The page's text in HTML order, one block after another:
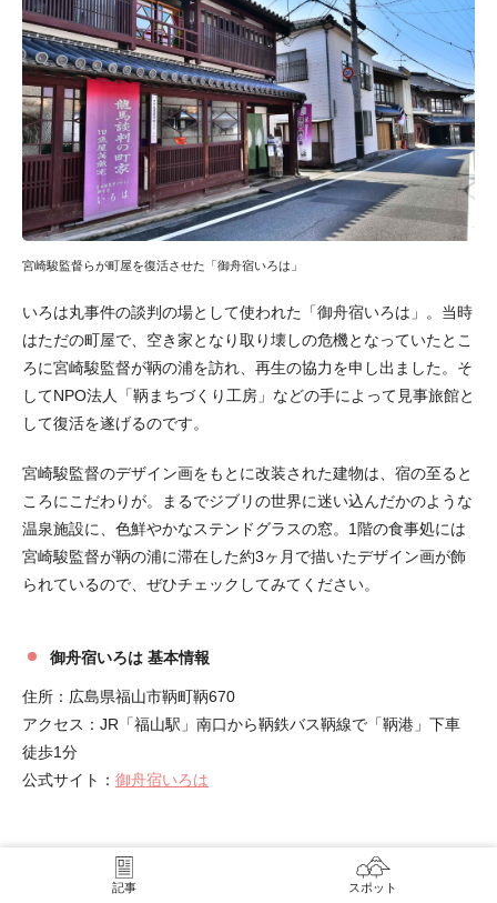
宮崎駿監督らが町屋を復活させた「御舟宿いろは」
いろは丸事件の談判の場として使われた「御舟宿いろは」。当時
はただの町屋で、空き家となり取り壊しの危機となっていたとこ
ろに宮崎駿監督が鞆の浦を訪れ、再生の協力を申し出ました。そ
してNPO法人「鞆まちづくり工房」などの手によって見事旅館と
して復活を遂げるのです。
宮崎駿監督のデザイン画をもとに改装された建物は、宿の至ると
ころにこだわりが。まるでジブリの世界に迷い込んだかのような
温泉施設に、色鮮やかなステンドグラスの窓。1階の食事処には
宮崎駿監督が鞆の浦に滞在した約3ヶ月で描いたデザイン画が飾
られているので、ぜひチェックしてみてください。
御舟宿いろは 基本情報
住所：広島県福山市鞆町鞆670
アクセス：JR「福山駅」南口から鞆鉄バス鞆線で「鞆港」下車
徒歩1分
公式サイト： 御舟宿いろは
鞆の浦おすすめ観光スポット⑨茶房 船番所
記事 スポット